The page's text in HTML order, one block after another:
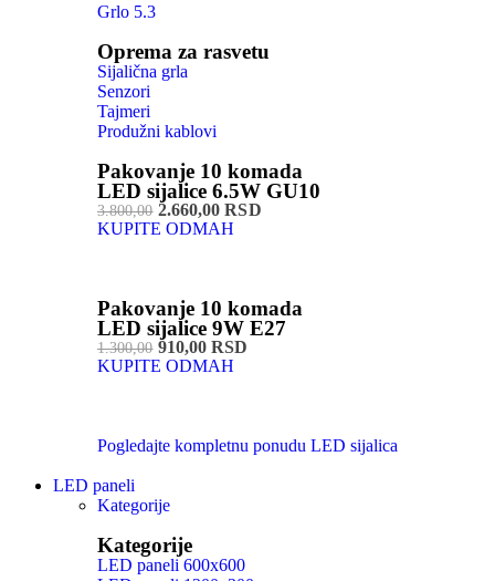
Grlo 5.3
Oprema za rasvetu
Sijalična grla
Senzori
Tajmeri
Produžni kablovi
Pakovanje 10 komada
LED sijalice 6.5W GU10
3.800,002.660,00 RSD
KUPITE ODMAH
Pakovanje 10 komada
LED sijalice 9W E27
1.300,00910,00 RSD
KUPITE ODMAH
Pogledajte kompletnu ponudu LED sijalica
LED paneli
Kategorije
Kategorije
LED paneli 600x600